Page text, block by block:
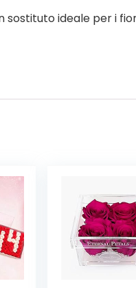
sostituto ideale per i